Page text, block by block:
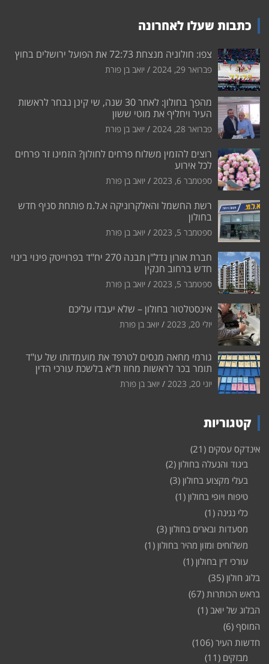
כתבות שעלו לאחרונה
צפו: חולוניה מנצחת 72:73 את הפועל ירושלים בחוץ
פברואר 29, 2024 יואב בן פורת
מהפך בחולון: לאחר 30 שנה, שי קינן נבחר לראשות
העיר ויחליף את מוטי ששון
פברואר 28, 2024 יואב בן פורת
רוצים להזמין משלוח פרחים לחולון? הזמינו זר פרחים
לכל אירוע
ספטמבר 6, 2023 יואב בן פורת
רשת החשמל והאלקרוניקה א.ל.מ פותחת סניף חדש
בחולון
ספטמבר 5, 2023 יואב בן פורת
חברת אורון נדל"ן תבנה 270 יח"ד בפרוייטק פינוי בינוי
חדש ברחוב חנקין
ספטמבר 5, 2023 יואב בן פורת
אינסטלטור בחולון – שלא יעבדו עליכם
יולי 20, 2023 יואב בן פורת
גורמי מחאה מנסים לטרפד את מועמדותו של עו"ד
תומר בכר לראשות מחוז ת"א בלשכת עורכי הדין
יוני 20, 2023 יואב בן פורת
קטגוריות
אינדקס עסקים (21)
ביגוד והנעלה בחולון (2)
בעלי מקצוע בחולון (3)
טיפוח ויופי בחולון (1)
כלי נגינה (1)
מסעדות ובארים בחולון (3)
משלוחים ומזון מהיר בחולון (1)
עורכי דין בחולון (1)
בלוג חולון (35)
בראש הכותרות (67)
הבלוג של יואב (1)
המוסף (6)
חדשות העיר (106)
מבזקים (11)